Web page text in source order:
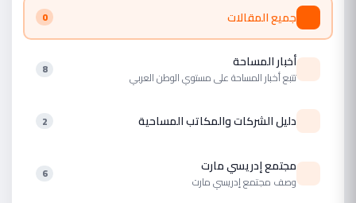
جميع المقالات 0
أخبار المساحة
تتبع أخبار المساحة على مستوي الوطن العربي 8
دليل الشركات والمكاتب المساحية 2
مجتمع إدريسي مارت
وصف مجتمع إدريسي مارت 6